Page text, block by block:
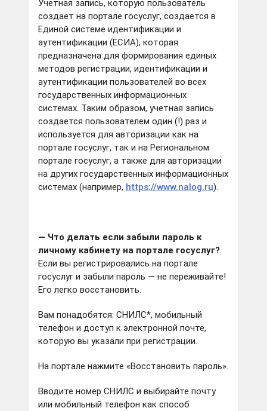
Учетная запись, которую пользователь
создает на портале госуслуг, создается в
Единой системе идентификации и
аутентификации (ЕСИА), которая
предназначена для формирования единых
методов регистрации, идентификации и
аутентификации пользователей во всех
государственных информационных
системах. Таким образом, учетная запись
создается пользователем один (!) раз и
используется для авторизации как на
портале госуслуг, так и на Региональном
портале госуслуг, а также для авторизации
на других государственных информационных
системах (например, https://www.nalog.ru).
— Что делать если забыли пароль к
личному кабинету на портале госуслуг?
Если вы регистрировались на портале
госуслуг и забыли пароль — не переживайте!
Его легко восстановить.
Вам понадобятся: СНИЛС*, мобильный
телефон и доступ к электронной почте,
которую вы указали при регистрации.
На портале нажмите «Восстановить пароль».
Вводите номер СНИЛС и выбирайте почту
или мобильный телефон как способ